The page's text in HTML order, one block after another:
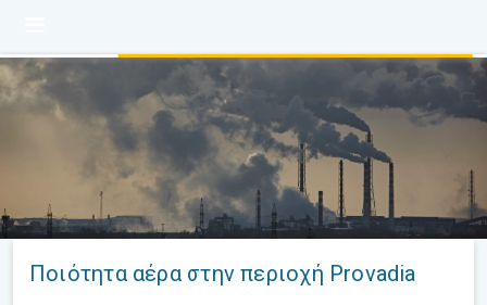
Ποιότητα αέρα στην περιοχή Provadia